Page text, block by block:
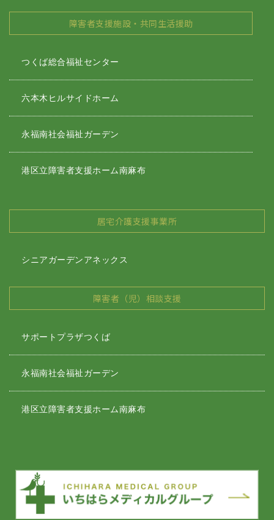
障害者支援施設・共同生活援助
つくば総合福祉センター
六本木ヒルサイドホーム
永福南社会福祉ガーデン
港区立障害者支援ホーム南麻布
居宅介護支援事業所
シニアガーデンアネックス
障害者（児）相談支援
サポートプラザつくば
永福南社会福祉ガーデン
港区立障害者支援ホーム南麻布